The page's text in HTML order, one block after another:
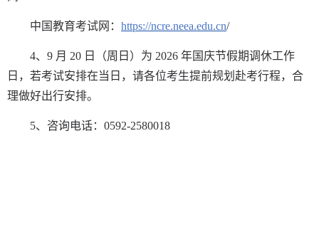
中国教育考试网： https://ncre.neea.edu.cn/
4、9 月 20 日（周日）为 2026 年国庆节假期调休工作
日，若考试安排在当日，请各位考生提前规划赴考行程，合
理做好出行安排。
5、咨询电话：0592-2580018